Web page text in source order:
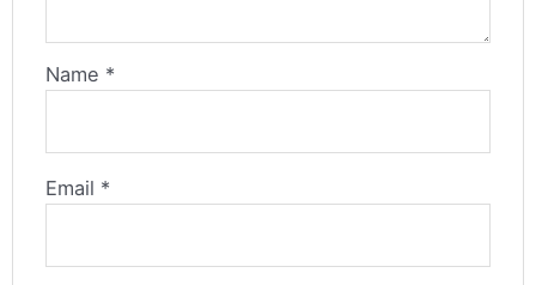
Name *
Email *